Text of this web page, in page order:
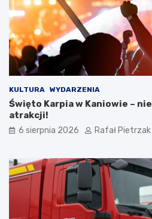
KULTURA WYDARZENIA
Święto Karpia w Kaniowie –
atrakcji!
6 sierpnia 2026 Rafał Pietrzak